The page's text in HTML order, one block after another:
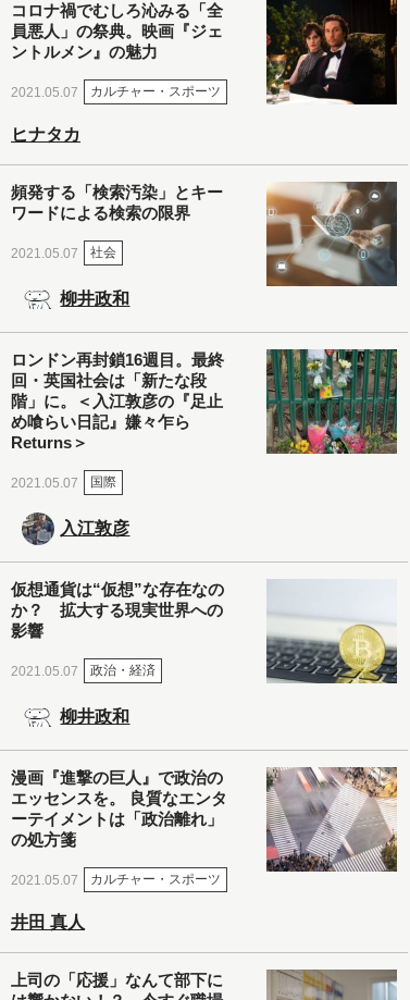
コロナ禍でむしろ沁みる「全
員悪人」の祭典。映画『ジェ
ントルメン』の魅力
2021.05.07 カルチャー・スポーツ
ヒナタカ
頻発する「検索汚染」とキー
ワードによる検索の限界
2021.05.07 社会
柳井政和
ロンドン再封鎖16週目。最終
回・英国社会は「新たな段
階」に。＜入江敦彦の『足止
め喰らい日記』嫌々乍ら
Returns＞
2021.05.07 国際
入江敦彦
仮想通貨は“仮想”な存在なの
か？ 拡大する現実世界への
影響
2021.05.07 政治・経済
柳井政和
漫画『進撃の巨人』で政治の
エッセンスを。 良質なエンタ
ーテイメントは「政治離れ」
の処方箋
2021.05.07 カルチャー・スポーツ
井田 真人
上司の「応援」なんて部下に